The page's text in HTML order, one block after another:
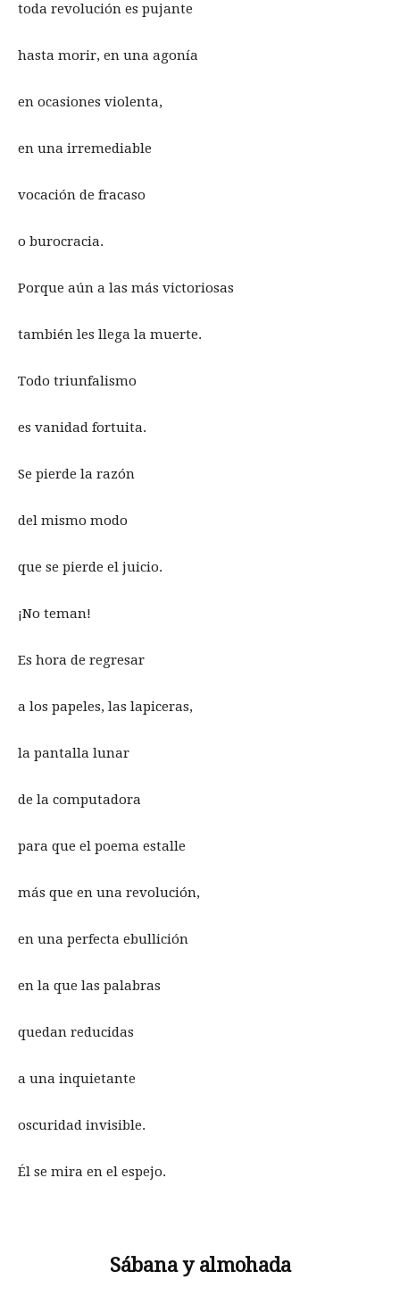
toda revolución es pujante
hasta morir, en una agonía
en ocasiones violenta,
en una irremediable
vocación de fracaso
o burocracia.
Porque aún a las más victoriosas
también les llega la muerte.
Todo triunfalismo
es vanidad fortuita.
Se pierde la razón
del mismo modo
que se pierde el juicio.
¡No teman!
Es hora de regresar
a los papeles, las lapiceras,
la pantalla lunar
de la computadora
para que el poema estalle
más que en una revolución,
en una perfecta ebullición
en la que las palabras
quedan reducidas
a una inquietante
oscuridad invisible.
Él se mira en el espejo.
Sábana y almohada